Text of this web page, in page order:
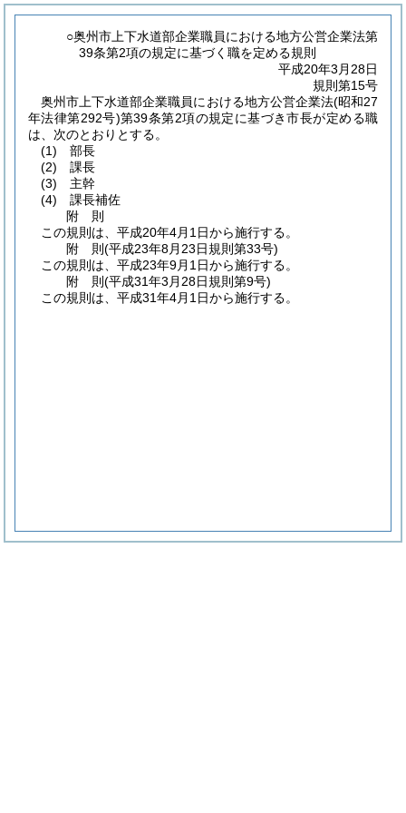
○奥州市上下水道部企業職員における地方公営企業法第
39条第2項の規定に基づく職を定める規則
平成20年3月28日
規則第15号
奥州市上下水道部企業職員における地方公営企業法(昭和27
年法律第292号)第39条第2項の規定に基づき市長が定める職
は、次のとおりとする。
(1) 部長
(2) 課長
(3) 主幹
(4) 課長補佐
附 則
この規則は、平成20年4月1日から施行する。
附 則(平成23年8月23日規則第33号)
この規則は、平成23年9月1日から施行する。
附 則(平成31年3月28日規則第9号)
この規則は、平成31年4月1日から施行する。